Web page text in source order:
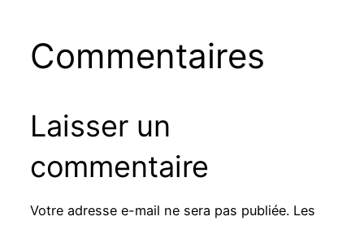
Commentaires
Laisser un
commentaire
Votre adresse e-mail ne sera pas publiée. Les